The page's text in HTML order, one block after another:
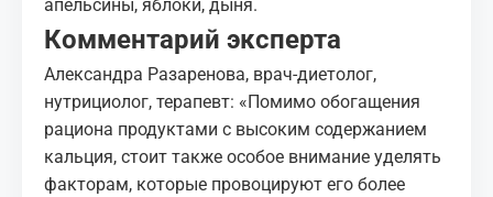
апельсины, яблоки, дыня.
Комментарий эксперта
Александра Разаренова, врач-диетолог,
нутрициолог, терапевт: «Помимо обогащения
рациона продуктами с высоким содержанием
кальция, стоит также особое внимание уделять
факторам, которые провоцируют его более